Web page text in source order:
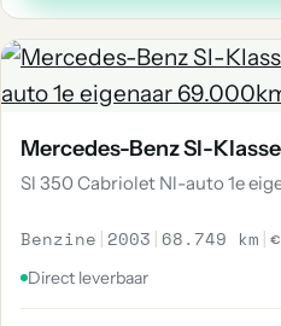
Mercedes-Benz Sl-Klasse
Sl 350 Cabriolet Nl-auto 1e
Benzine | 2003 | 68.749 km |
Direct leverbaar